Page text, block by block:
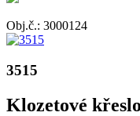
Obj.č.: 3000124
3515
Klozetové